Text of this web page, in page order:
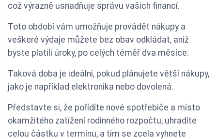
což výrazně usnadňuje správu vašich financí.
Toto období vám umožňuje provádět nákupy a
veškeré výdaje můžete bez obav odkládat, aniž
byste platili úroky, po celých téměř dva měsíce.
Taková doba je ideální, pokud plánujete větší nákupy,
jako je například elektronika nebo dovolená.
Představte si, že pořídíte nové spotřebiče a místo
okamžitého zatížení rodinného rozpočtu, uhradíte
celou částku v termínu, a tím se zcela vyhnete